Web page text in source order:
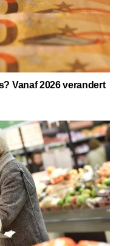
Vanaf 2026 verandert